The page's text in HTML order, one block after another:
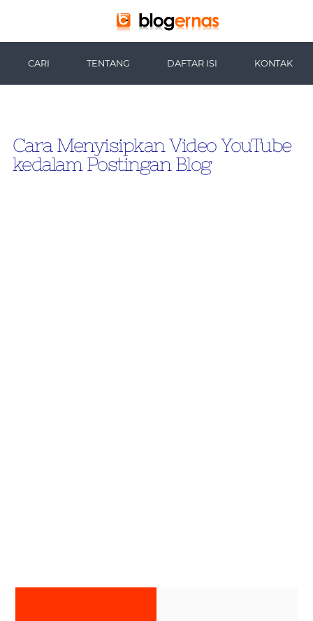
CARI TENTANG DAFTAR ISI KONTAK
Cara Menyisipkan Video YouTube
kedalam Postingan Blog